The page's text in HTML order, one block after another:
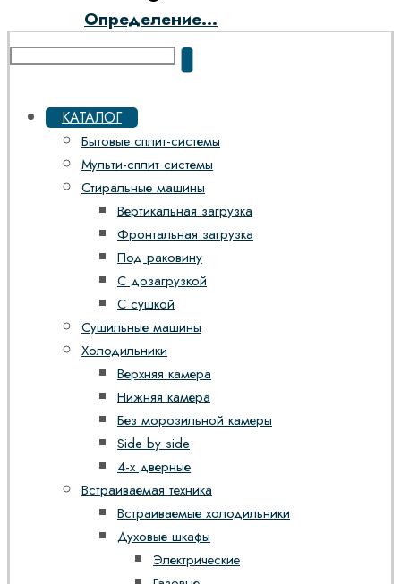
Определение...
КАТАЛОГ
Бытовые сплит-системы
Мульти-сплит системы
Стиральные машины
Вертикальная загрузка
Фронтальная загрузка
Под раковину
С дозагрузкой
С сушкой
Сушильные машины
Холодильники
Верхняя камера
Нижняя камера
Без морозильной камеры
Side by side
4-х дверные
Встраиваемая техника
Встраиваемые холодильники
Духовые шкафы
Электрические